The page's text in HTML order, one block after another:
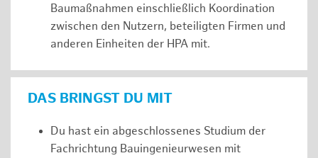
Baumaßnahmen einschließlich Koordination
zwischen den Nutzern, beteiligten Firmen und
anderen Einheiten der HPA mit.
DAS BRINGST DU MIT
Du hast ein abgeschlossenes Studium der
Fachrichtung Bauingenieurwesen mit